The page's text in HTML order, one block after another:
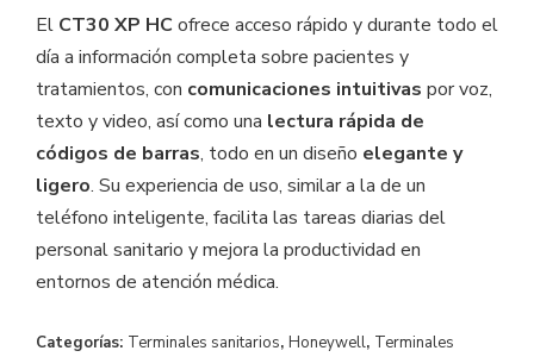
El CT30 XP HC ofrece acceso rápido y durante todo el
día a información completa sobre pacientes y
tratamientos, con comunicaciones intuitivas por voz,
texto y video, así como una lectura rápida de
códigos de barras, todo en un diseño elegante y
ligero. Su experiencia de uso, similar a la de un
teléfono inteligente, facilita las tareas diarias del
personal sanitario y mejora la productividad en
entornos de atención médica.
Categorías: Terminales sanitarios, Honeywell, Terminales